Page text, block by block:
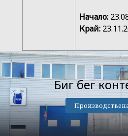
Начало:
Край:
Биг бег